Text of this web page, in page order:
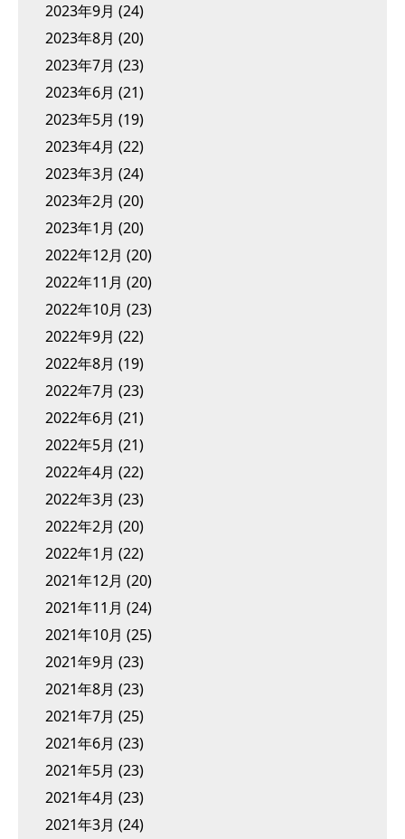
2023年9月 (24)
2023年8月 (20)
2023年7月 (23)
2023年6月 (21)
2023年5月 (19)
2023年4月 (22)
2023年3月 (24)
2023年2月 (20)
2023年1月 (20)
2022年12月 (20)
2022年11月 (20)
2022年10月 (23)
2022年9月 (22)
2022年8月 (19)
2022年7月 (23)
2022年6月 (21)
2022年5月 (21)
2022年4月 (22)
2022年3月 (23)
2022年2月 (20)
2022年1月 (22)
2021年12月 (20)
2021年11月 (24)
2021年10月 (25)
2021年9月 (23)
2021年8月 (23)
2021年7月 (25)
2021年6月 (23)
2021年5月 (23)
2021年4月 (23)
2021年3月 (24)